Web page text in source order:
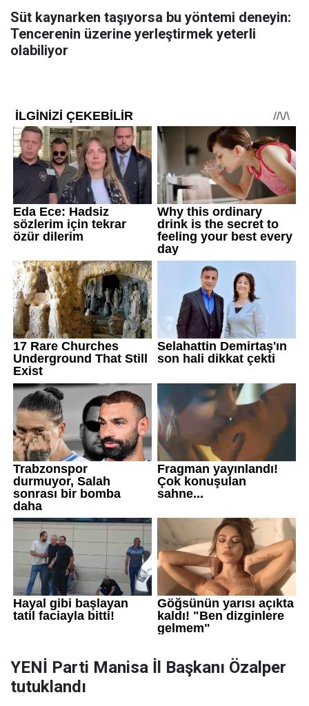
Süt kaynarken taşıyorsa bu yöntemi deneyin:
Tencerenin üzerine yerleştirmek yeterli
olabiliyor
YENİ Parti Manisa İl Başkanı Özalper
tutuklandı